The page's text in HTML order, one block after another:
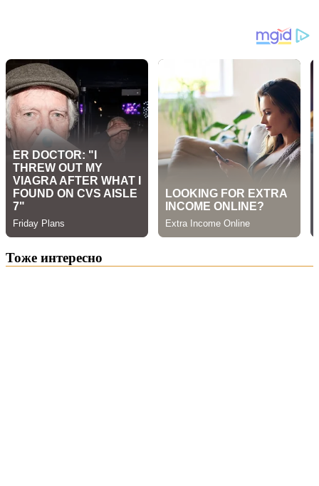
Тоже интересно